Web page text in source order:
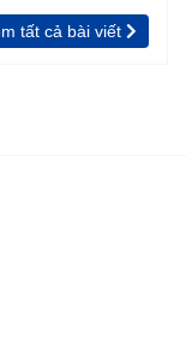
tất cả bài viết